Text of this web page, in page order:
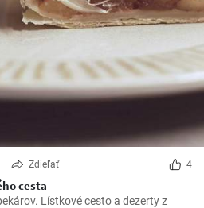
Zdieľať 4
cesta
Lístkové cesto a dezerty z